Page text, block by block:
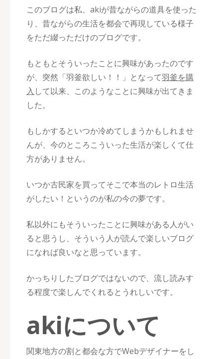
このブログは私、akiが昔ながらの道具を使った
り、昔ながらの生活を都会で再現している様子
をただ綴っただけのブログです。
もともとそういったことに興味があったのです
が、突然「羽釜欲しい！！」となって羽釜を購
入 して以来、このようなことに興味が出てきま
した。
もしかするといつか冷めてしまうかもしれませ
んが、今のところこういった生活が楽しくて仕
方がありません。
いつか古民家を買ってそこで本当のレトロ生活
がしたい！というのが私の今の夢です。
私以外にもそういったことに興味がある人がい
ると思うし、そういう人が読んで楽しいブログ
になれば良いなと思っています。
かっちりしたブログではないので、流し読みす
る程度で楽しんでくれるとうれしいです。
akiについて
関東地方の割と都会な方でWebデザイナーをし